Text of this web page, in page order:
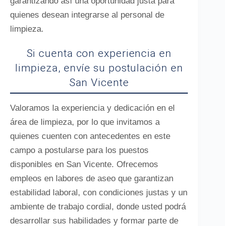
quienes desean integrarse al personal de
limpieza.
Si cuenta con experiencia en
limpieza, envíe su postulación en
San Vicente
Valoramos la experiencia y dedicación en el
área de limpieza, por lo que invitamos a
quienes cuenten con antecedentes en este
campo a postularse para los puestos
disponibles en San Vicente. Ofrecemos
empleos en labores de aseo que garantizan
estabilidad laboral, con condiciones justas y un
ambiente de trabajo cordial, donde usted podrá
desarrollar sus habilidades y formar parte de